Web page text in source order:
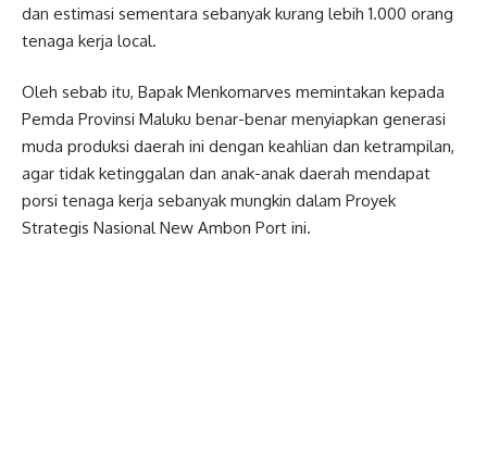
dan estimasi sementara sebanyak kurang lebih 1.000 orang
tenaga kerja local.
Oleh sebab itu, Bapak Menkomarves memintakan kepada
Pemda Provinsi Maluku benar-benar menyiapkan generasi
muda produksi daerah ini dengan keahlian dan ketrampilan,
agar tidak ketinggalan dan anak-anak daerah mendapat
porsi tenaga kerja sebanyak mungkin dalam Proyek
Strategis Nasional New Ambon Port ini.